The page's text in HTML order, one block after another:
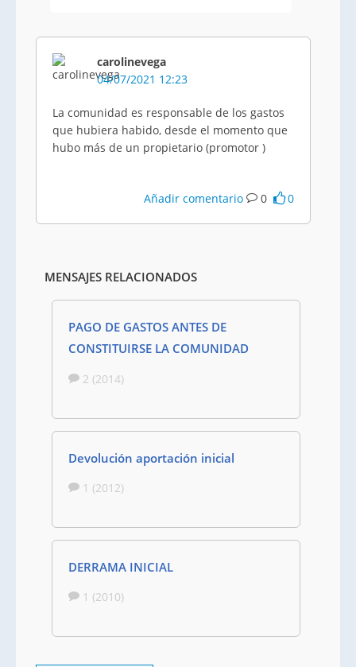
carolinevega
04/07/2021 12:23
La comunidad es responsable de los gastos
que hubiera habido, desde el momento que
hubo más de un propietario (promotor )
Añadir comentario 0 0
MENSAJES RELACIONADOS
PAGO DE GASTOS ANTES DE
CONSTITUIRSE LA COMUNIDAD
2 (2014)
Devolución aportación inicial
1 (2012)
DERRAMA INICIAL
1 (2010)